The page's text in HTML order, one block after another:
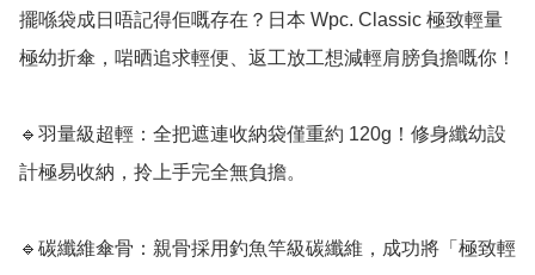
擺喺袋成日唔記得佢嘅存在？日本 Wpc. Classic 極致輕量
極幼折傘，啱晒追求輕便、返工放工想減輕肩膀負擔嘅你！
🔹羽量級超輕：全把遮連收納袋僅重約 120g！修身纖幼設
計極易收納，拎上手完全無負擔。
🔹碳纖維傘骨：親骨採用釣魚竿級碳纖維，成功將「極致輕